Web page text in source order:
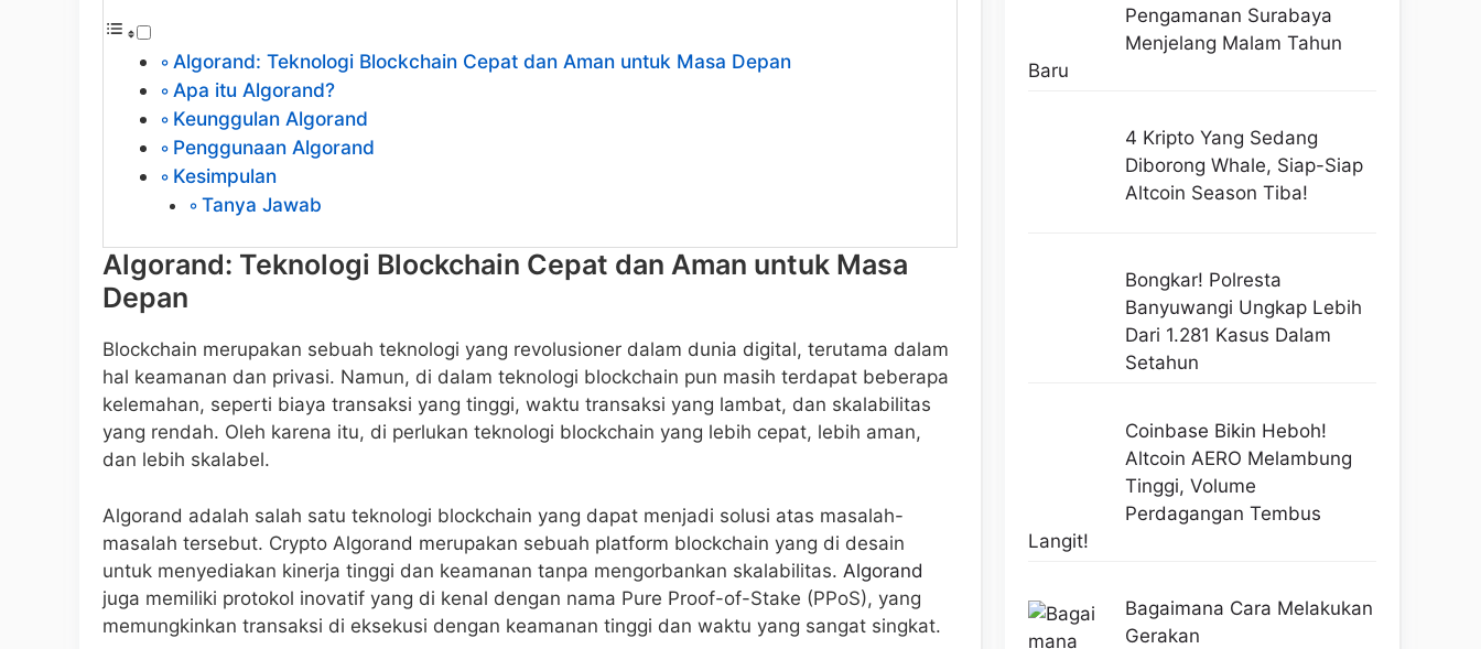
Algorand: Teknologi Blockchain Cepat dan Aman untuk Masa Depan
Apa itu Algorand?
Keunggulan Algorand
Penggunaan Algorand
Kesimpulan
Tanya Jawab
Algorand: Teknologi Blockchain Cepat dan Aman untuk Masa
Depan
Blockchain merupakan sebuah teknologi yang revolusioner dalam dunia digital, terutama dalam
hal keamanan dan privasi. Namun, di dalam teknologi blockchain pun masih terdapat beberapa
kelemahan, seperti biaya transaksi yang tinggi, waktu transaksi yang lambat, dan skalabilitas
yang rendah. Oleh karena itu, di perlukan teknologi blockchain yang lebih cepat, lebih aman,
dan lebih skalabel.
Algorand adalah salah satu teknologi blockchain yang dapat menjadi solusi atas masalah-
masalah tersebut. Crypto Algorand merupakan sebuah platform blockchain yang di desain
untuk menyediakan kinerja tinggi dan keamanan tanpa mengorbankan skalabilitas. Algorand
juga memiliki protokol inovatif yang di kenal dengan nama Pure Proof-of-Stake (PPoS), yang
memungkinkan transaksi di eksekusi dengan keamanan tinggi dan waktu yang sangat singkat.
Pengamanan Surabaya
Menjelang Malam Tahun
Baru
4 Kripto Yang Sedang
Diborong Whale, Siap-Siap
Altcoin Season Tiba!
Bongkar! Polresta
Banyuwangi Ungkap Lebih
Dari 1.281 Kasus Dalam
Setahun
Coinbase Bikin Heboh!
Altcoin AERO Melambung
Tinggi, Volume
Perdagangan Tembus
Langit!
Bagaimana Cara Melakukan
Gerakan